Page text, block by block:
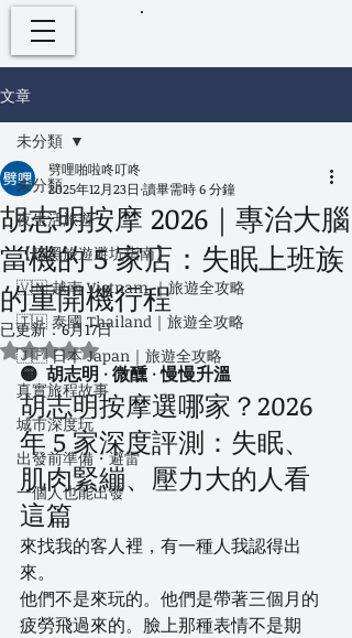
文章
未分類
夜生活旅遊
【暗黑旅遊避坑指南】
🇻🇳 越南 Vietnam ｜旅遊全攻略
🇹🇭 泰國 Thailand｜旅遊全攻略
🇯🇵 日本 Japan｜旅遊全攻略
真實旅程故事
城市深度玩
出發前準備・避雷
一個人也能出發
未分類
胡志明按摩 2026｜專治大腦
當機的 5 家店：失眠上班族
的重開機行程
劈哩啪啦咚叮咚
2025年12月23日 讀畢需時 6 分鐘
已更新：6月17日
評等為 NaN（最高為 5 顆星）。
🟡  胡志明 · 微醺 · 慢慢升溫
胡志明按摩選哪家？2026
年 5 家深度評測：失眠、
肌肉緊繃、壓力大的人看
這篇
來找我的客人裡，有一種人我認得出
來。
他們不是來玩的。他們是帶著三個月的
疲勞飛過來的。臉上那種表情不是期